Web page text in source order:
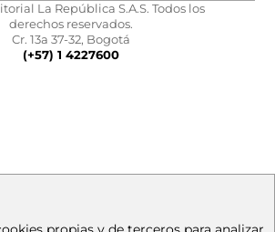
La República S.A.S. Todos los
derechos reservados.
Cr. 13a 37-32, Bogotá
(+57) 1 4227600